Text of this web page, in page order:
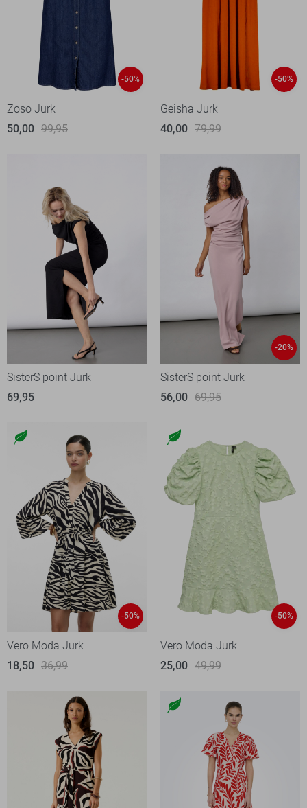
-50%
Zoso Jurk
50,00 99,95
-50%
Geisha Jurk
40,00 79,99
SisterS point Jurk
69,95
-20%
SisterS point Jurk
56,00 69,95
-50%
Vero Moda Jurk
18,50 36,99
-50%
Vero Moda Jurk
25,00 49,99